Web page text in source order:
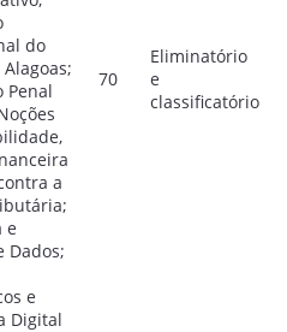
do
Penal
a
e
Dados;
e
Digital
70
Eliminatório
e
classificatório